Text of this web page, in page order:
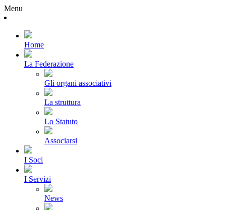
Menu
Home
La Federazione
Gli organi associativi
La struttura
Lo Statuto
Associarsi
I Soci
I Servizi
News